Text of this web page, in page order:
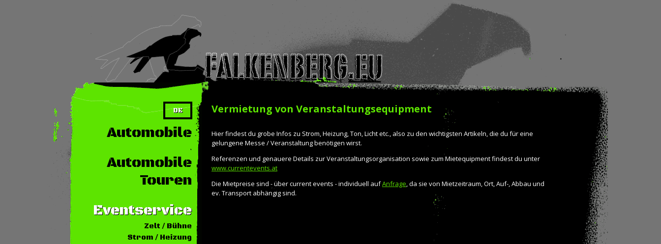
DE
Automobile
Automobile
Touren
Eventservice
Zelt / Bühne
Strom / Heizung
Vermietung von Veranstaltungsequipment
Hier findest du grobe Infos zu Strom, Heizung, Ton, Licht etc., also zu den wichtigsten Artikeln, die du für eine
gelungene Messe / Veranstaltung benötigen wirst.
Referenzen und genauere Details zur Veranstaltungsorganisation sowie zum Mietequipment findest du unter
www.currentevents.at
Die Mietpreise sind - über current events - individuell aufAnfrage, da sie von Mietzeitraum, Ort, Auf-, Abbau und
ev. Transport abhängig sind.